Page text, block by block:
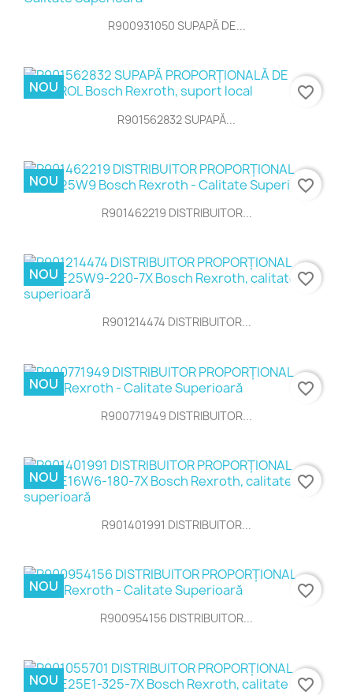
R900931050 SUPAPĂ DE...
R901562832 SUPAPĂ...
NOU favorite_border
R901462219 DISTRIBUITOR...
NOU favorite_border
R901214474 DISTRIBUITOR...
NOU favorite_border
R900771949 DISTRIBUITOR...
NOU favorite_border
R901401991 DISTRIBUITOR...
NOU favorite_border
R900954156 DISTRIBUITOR...
NOU favorite_border
NOU favorite_border